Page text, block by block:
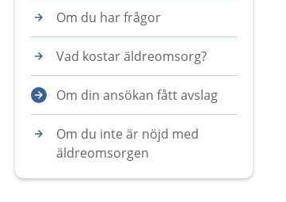
Om du har frågor
Vad kostar äldreomsorg?
Om din ansökan fått avslag
Om du inte är nöjd med
äldreomsorgen